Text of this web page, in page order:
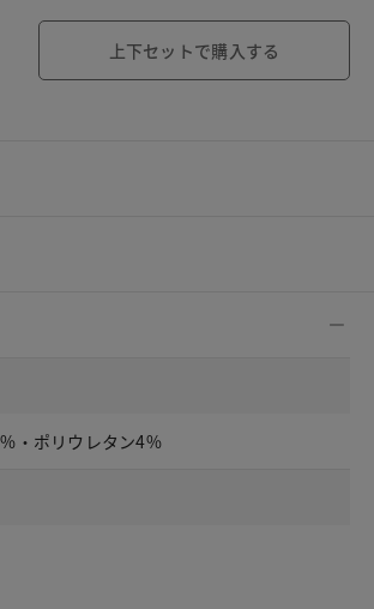
上下セットで購入する
・ポリウレタン4%